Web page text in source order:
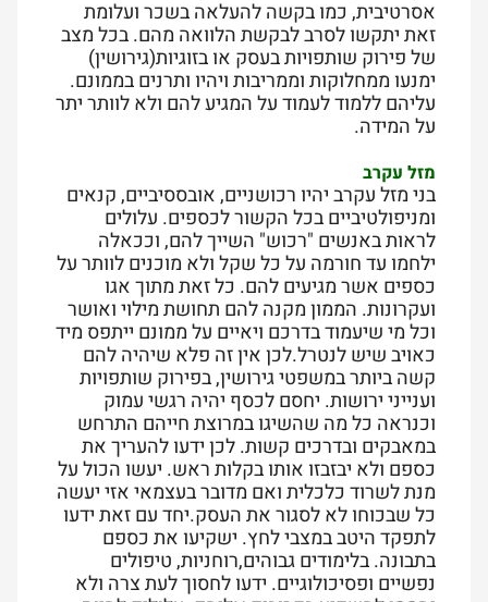
אסרטיבית, כמו בקשה להעלאה בשכר ועלומת
זאת יתקשו לסרב לבקשת הלוואה מהם. בכל מצב
של פירוק שותפויות בעסק או בזוגיות(גירושין)
ימנעו ממחלוקות וממריבות ויהיו ותרנים בממונם.
עליהם ללמוד לעמוד על המגיע להם ולא לוותר יתר
על המידה.
מזל עקרב
בני מזל עקרב יהיו רכושניים, אובססיביים, קנאים
ומניפולטיביים בכל הקשור לכספים. עלולים
לראות באנשים "רכוש" השייך להם, וככאלה
ילחמו עד חורמה על כל שקל ולא מוכנים לוותר על
כספים אשר מגיעים להם. כל זאת מתוך אגו
ועקרונות. הממון מקנה להם תחושת מילוי ואושר
וכל מי שיעמוד בדרכם ויאיים על ממונם ייתפס מיד
כאויב שיש לנטרל.לכן אין זה פלא שיהיה להם
קשה ביותר במשפטי גירושין, בפירוק שותפויות
וענייני ירושות. יחסם לכסף יהיה רגשי עמוק
וכנראה כל מה שהשיגו במרוצת חייהם התרחש
במאבקים ובדרכים קשות. לכן ידעו להעריך את
כספם ולא יבזבזו אותו בקלות ראש. יעשו הכול על
מנת לשרוד כלכלית ואם מדובר בעצמאי אזי יעשה
כל שבכוחו לא לסגור את העסק.יחד עם זאת ידעו
לתפקד היטב במצבי לחץ. ישקיעו את כספם
בתבונה. בלימודים גבוהים,רוחניות, טיפולים
נפשיים ופסיכולוגיים. ידעו לחסוך לעת צרה ולא